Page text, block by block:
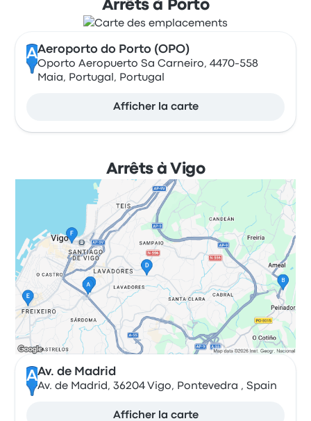
Arrêts à Porto
AAeroporto do Porto (OPO)
Oporto Aeropuerto Sa Carneiro, 4470-558
Maia, Portugal, Portugal
Afficher la carte
Arrêts à Vigo
AAv. de Madrid
Av. de Madrid, 36204 Vigo, Pontevedra , Spain
Afficher la carte